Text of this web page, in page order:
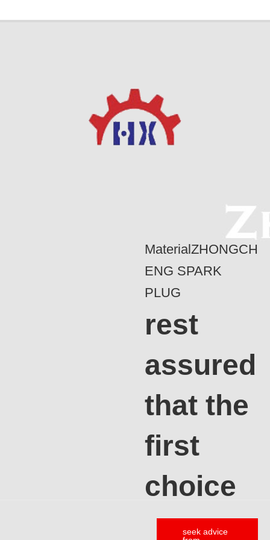
MaterialZHONGCH
ENG SPARK
PLUG
rest
assured
that the
first
choice
seek advice